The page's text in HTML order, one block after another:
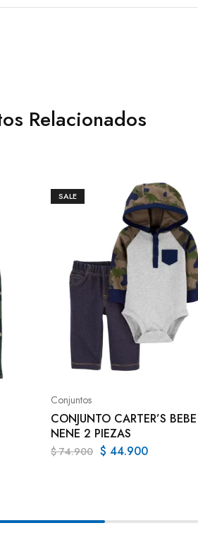
Relacionados
SALE
Conjuntos
CONJUNTO CARTER’S BEBE
NENE 2 PIEZAS
$74.900 $ 44.900